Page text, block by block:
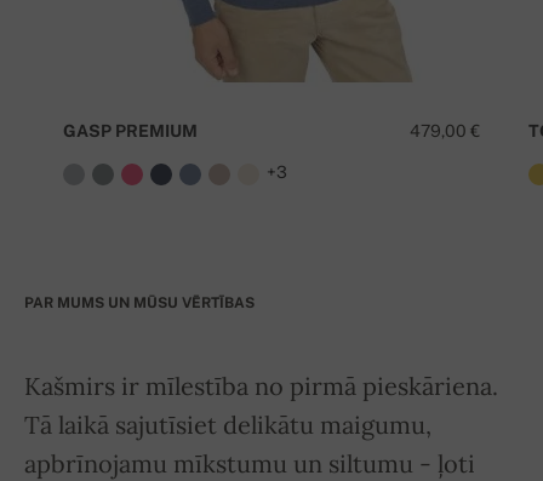
479,00 €
GASP PREMIUM
+3
PAR MUMS UN MŪSU VĒRTĪBAS
Kašmirs ir mīlestība no pirmā pieskāriena.
Tā laikā sajutīsiet delikātu maigumu,
apbrīnojamu mīkstumu un siltumu - ļoti